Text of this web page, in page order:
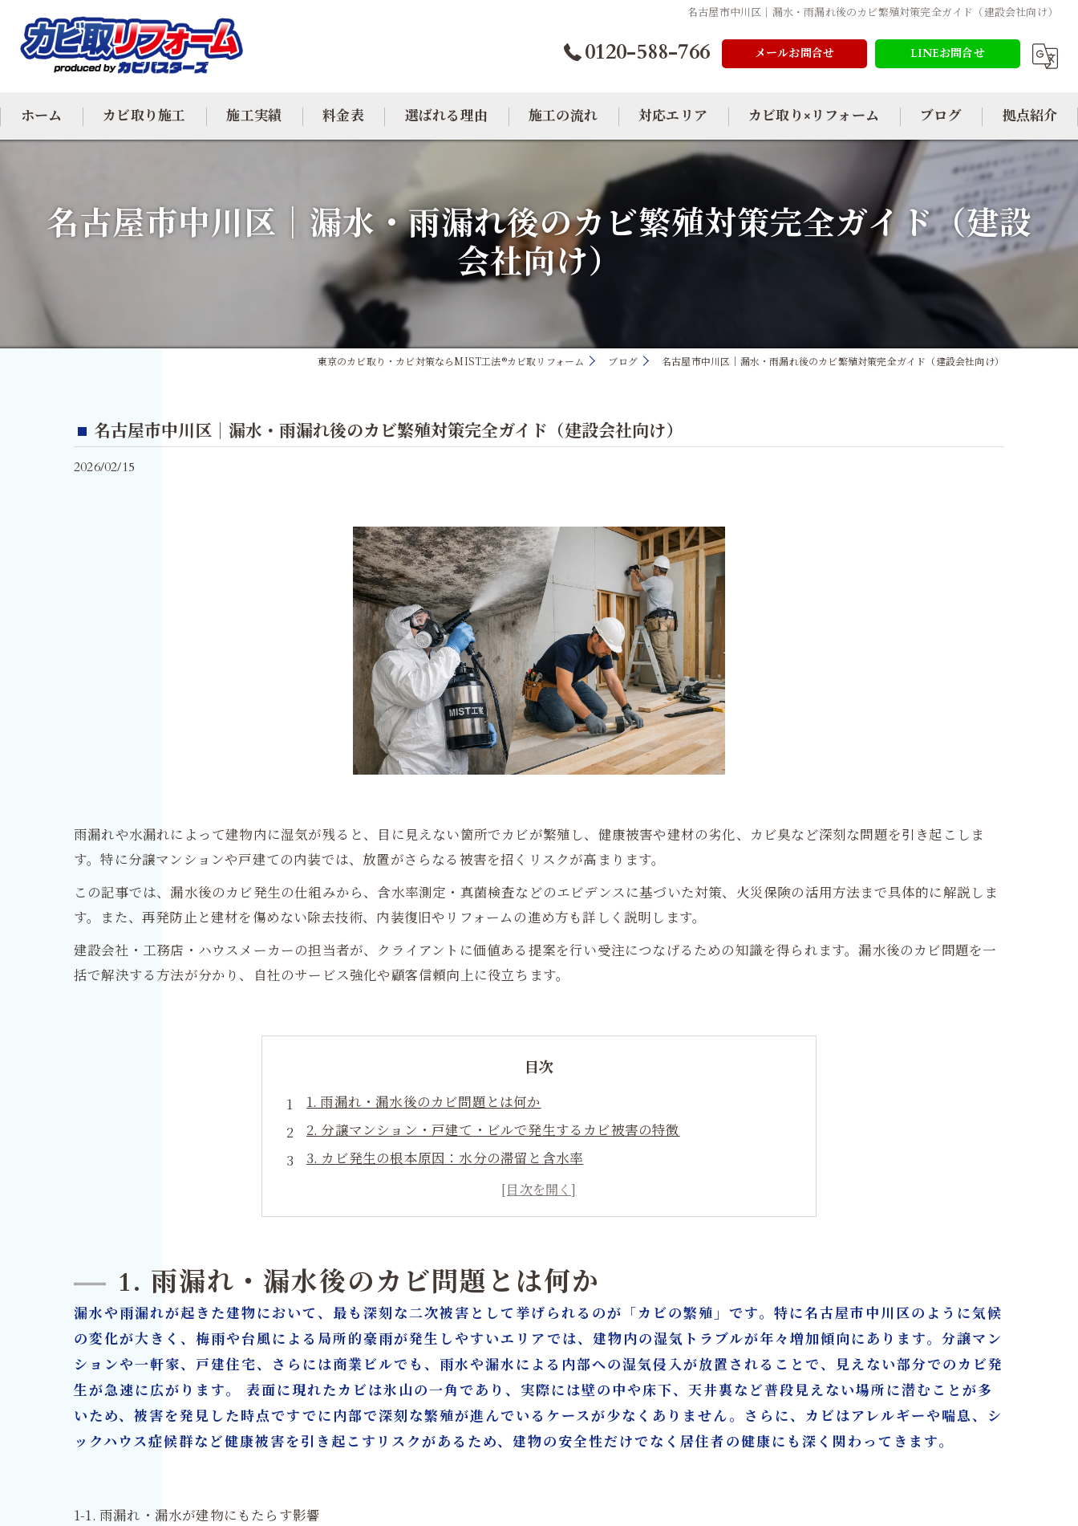
名古屋市中川区｜漏水・雨漏れ後のカビ繁殖対策完全ガイド（建設会社向け）
0120-588-766 メールお問合せ LINEお問合せ
ホーム カビ取り施工
カビ除去
施工実績 料金表 選ばれる理由 施工の流れ 対応エリア
大阪のカビ取り
東京のカビ取り
カビ取り×リフォーム ブログ 拠点紹介
名古屋市中川区｜漏水・雨漏れ後のカビ繁殖対策完全ガイド（建設
会社向け）
東京のカビ取り・カビ対策ならMIST工法®カビ取リフォーム ブログ 名古屋市中川区｜漏水・雨漏れ後のカビ繁殖対策完全ガイド（建設会社向け）
名古屋市中川区｜漏水・雨漏れ後のカビ繁殖対策完全ガイド（建設会社向け）
2026/02/15
雨漏れや水漏れによって建物内に湿気が残ると、目に見えない箇所でカビが繁殖し、健康被害や建材の劣化、カビ臭など深刻な問題を引き起こしま
す。特に分譲マンションや戸建ての内装では、放置がさらなる被害を招くリスクが高まります。
この記事では、漏水後のカビ発生の仕組みから、含水率測定・真菌検査などのエビデンスに基づいた対策、火災保険の活用方法まで具体的に解説しま
す。また、再発防止と建材を傷めない除去技術、内装復旧やリフォームの進め方も詳しく説明します。
建設会社・工務店・ハウスメーカーの担当者が、クライアントに価値ある提案を行い受注につなげるための知識を得られます。漏水後のカビ問題を一
括で解決する方法が分かり、自社のサービス強化や顧客信頼向上に役立ちます。
目次
1. 雨漏れ・漏水後のカビ問題とは何か
2. 分譲マンション・戸建て・ビルで発生するカビ被害の特徴
3. カビ発生の根本原因：水分の滞留と含水率
4. 火災保険で対応できる雨漏れ・カビ被害の補償範囲
5. MIST工法®による根拠に基づいたカビ除去とは
7. 内装復旧・漏水修繕とリフォームのポイント
8. 建設会社・工務店向け：カビ対策提案の強化法
9. エビデンス資料を活用した信頼構築と提案事例
10. まとめ：漏水後のカビ問題を一括解決する最適な戦略
カビ取り・リフォームはカビバスターズ大阪・カビ取リフォーム名古屋/東京へ
1. 雨漏れ・漏水後のカビ問題とは何か
漏水や雨漏れが起きた建物において、最も深刻な二次被害として挙げられるのが「カビの繁殖」です。特に名古屋市中川区のように気候
の変化が大きく、梅雨や台風による局所的豪雨が発生しやすいエリアでは、建物内の湿気トラブルが年々増加傾向にあります。分譲マン
ションや一軒家、戸建住宅、さらには商業ビルでも、雨水や漏水による内部への湿気侵入が放置されることで、見えない部分でのカビ発
生が急速に広がります。 表面に現れたカビは氷山の一角であり、実際には壁の中や床下、天井裏など普段見えない場所に潜むことが多
いため、被害を発見した時点ですでに内部で深刻な繁殖が進んでいるケースが少なくありません。さらに、カビはアレルギーや喘息、シ
ックハウス症候群など健康被害を引き起こすリスクがあるため、建物の安全性だけでなく居住者の健康にも深く関わってきます。
1-1. 雨漏れ・漏水が建物にもたらす影響